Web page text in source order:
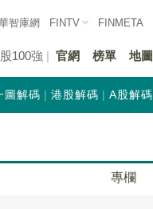
智庫網 FINTV FINMETA
100強 官網 榜單 地圖
圖解碼 港股解碼 A股解碼
專欄